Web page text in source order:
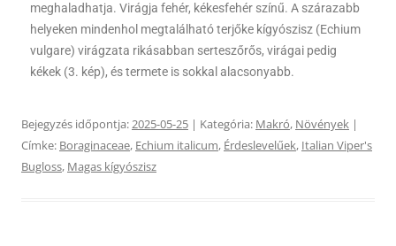
meghaladhatja. Virágja fehér, kékesfehér színű. A szárazabb
helyeken mindenhol megtalálható terjőke kígyószisz (Echium
vulgare) virágzata rikásabban serteszőrős, virágai pedig
kékek (3. kép), és termete is sokkal alacsonyabb.
Bejegyzés időpontja:2025-05-25 | Kategória: Makró, Növények |
Címke: Boraginaceae, Echium italicum, Érdeslevelűek, Italian Viper's
Bugloss, Magas kígyószisz